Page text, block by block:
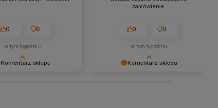
Komentarz sklepu
0 0
w tym tygodniu
Komentarz sklepu
zamówienie.
0 0
w tym tygodniu